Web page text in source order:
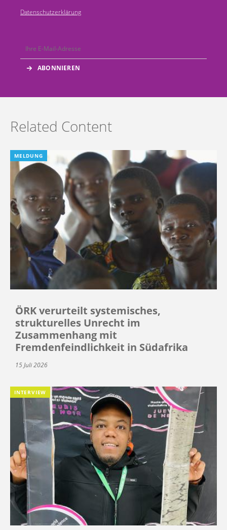
Datenschutzerklärung
Related Content
MELDUNG
ÖRK verurteilt systemisches,
strukturelles Unrecht im
Zusammenhang mit
Fremdenfeindlichkeit in Südafrika
15 Juli 2026
INTERVIEW